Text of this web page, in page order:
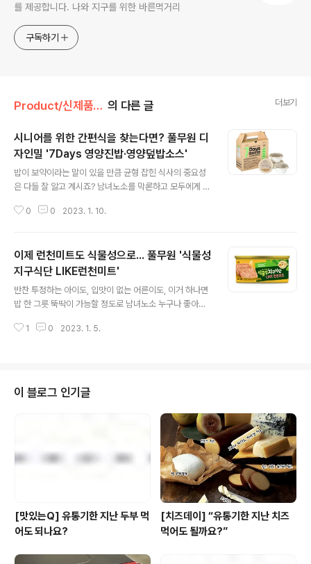
를 제공합니다. 나와 지구를 위한 바른먹거리
구독하기
Product/신제품 인사드려요! 의 다른 글 더보기
시니어를 위한 간편식을 찾는다면? 풀무원 디
자인밀 '7Days 영양진밥·영양덮밥소스'
밥이 보약이라는 말이 있을 만큼 균형 잡힌 식사의 중요성
은 다들 잘 알고 계시죠? 남녀노소를 막론하고 모두에게 중
해요. 아무래도 씹고 삼키는 능력은 물론 소화능력이 떨어
는 풀무원 디자인밀에서 최근 출시한 '고령친화우수식
품'의 도움을 받아보는 건 어떨까요? '고령친화우수식품'은
고령자의 원활한 식사와 영양 보충을 위해 형태와 물성, 성
분 등을 조정하여 가공한 식품이에요. 풀무원의 시니어 제
품 14종이 농림축산식품부와 해양수산부에서 지정하는
‘고령친화우수식품’에 이름을 올리며 풀무원이 최다 고령
0 0 2023. 1. 10.
이제 런천미트도 식물성으로... 풀무원 '식물성
지구식단 LIKE런천미트'
반찬 투정하는 아이도, 입맛이 없는 어른이도, 이거 하나면
밥 한 그릇 뚝딱이 가능할 정도로 남녀노소 누구나 좋아하
햄과는 다른 특유의 식감으로 큰 인기를 끌고 있는데요. 이
'식물성 지구식단 LIKE런천미트'인데요. ‘LIKE런천미트’는
콩에서 추출한 ‘식물성조직단백’을 가공해 풀무원만의 기
술력으로 한국인이 좋아하는 햄의 감칠맛과 탄력을 구현한
제품이에요. 식물성 원료를 사용하고 풀무원의 최소 첨가
물 원칙을 적용하여 안심하고 건강하게 즐길 수 있죠. 캔햄
제품을 선택할 때 중시하는..
1 0 2023. 1. 5.
이 블로그 인기글
[맛있는Q] 유통기한 지난 두부 먹
어도 되나요?
[치즈데이] “유통기한 지난 치즈
먹어도 될까요?”